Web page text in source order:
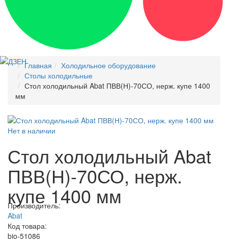
Главная
Холодильное оборудование
Столы холодильные
Стол холодильный Abat ПВВ(Н)-70СО, нерж. купе 1400
мм
Нет в наличии
Стол холодильный Abat
ПВВ(Н)-70СО, нерж.
купе 1400 мм
Производитель:
Abat
Код товара:
bio-51086